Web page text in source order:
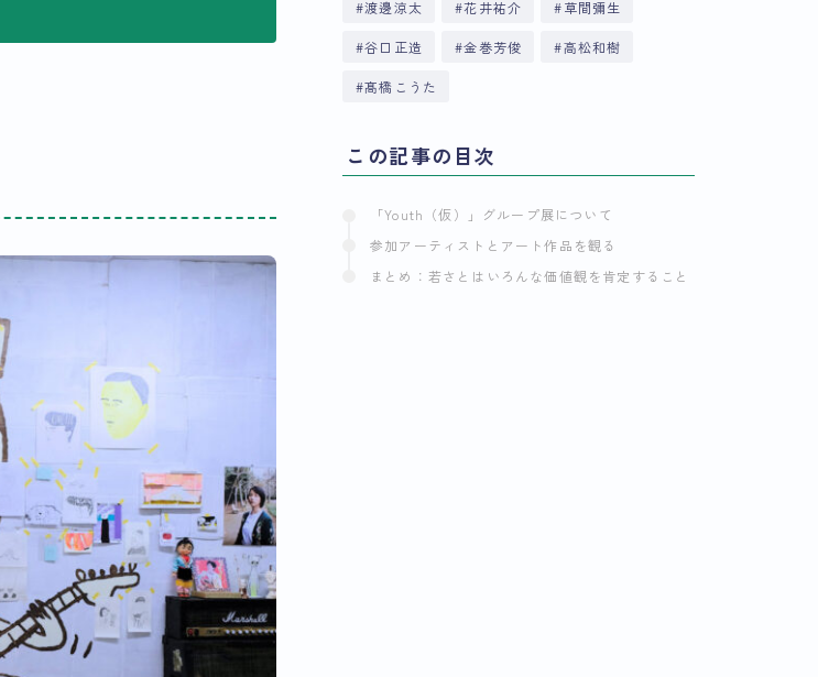
渡邊涼太 花井祐介 草間彌生
谷口正造 金巻芳俊 高松和樹
髙橋こうた
この記事の目次
「Youth（仮）」グループ展について
参加アーティストとアート作品を観る
まとめ：若さとはいろんな価値観を肯定すること